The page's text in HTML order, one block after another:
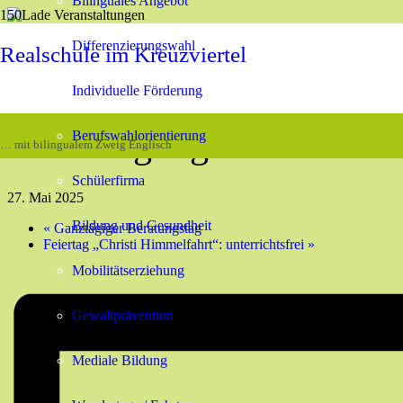
Realschule im Kreuzviertel
… mit bilingualem Zweig Englisch
Differenzierungswahl
Individuelle Förderung
Berufswahlorientierung
Schülerfirma
Bildung und Gesundheit
Mobilitätserziehung
Gewaltprävention
Mediale Bildung
« Alle Veranstaltungen
10. Jahrgangsstufe:
27. Mai 2025
« Ganztägiger Beratungstag
Feiertag „Christi Himmelfahrt“: unterrichtsfrei »